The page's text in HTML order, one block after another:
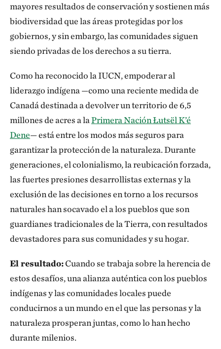
mayores resultados de conservación y sostienen más
biodiversidad que las áreas protegidas por los
gobiernos, y sin embargo, las comunidades siguen
siendo privadas de los derechos a su tierra.
Como ha reconocido la IUCN, empoderar al
liderazgo indígena —como una reciente medida de
Canadá destinada a devolver un territorio de 6,5
millones de acres a laPrimera Nación Łutsël K’é
Dene— está entre los modos más seguros para
garantizar la protección de la naturaleza. Durante
generaciones, el colonialismo, la reubicación forzada,
las fuertes presiones desarrollistas externas y la
exclusión de las decisiones en torno a los recursos
naturales han socavado el a los pueblos que son
guardianes tradicionales de la Tierra, con resultados
devastadores para sus comunidades y su hogar.
El resultado:Cuando se trabaja sobre la herencia de
estos desafíos, una alianza auténtica con los pueblos
indígenas y las comunidades locales puede
conducirnos a un mundo en el que las personas y la
naturaleza prosperan juntas, como lo han hecho
durante milenios.